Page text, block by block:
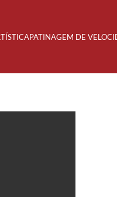
PATINAGEM DE